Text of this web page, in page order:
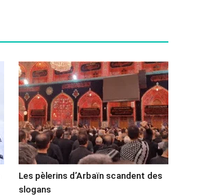
Les pèlerins d’Arbaïn scandent des
slogans